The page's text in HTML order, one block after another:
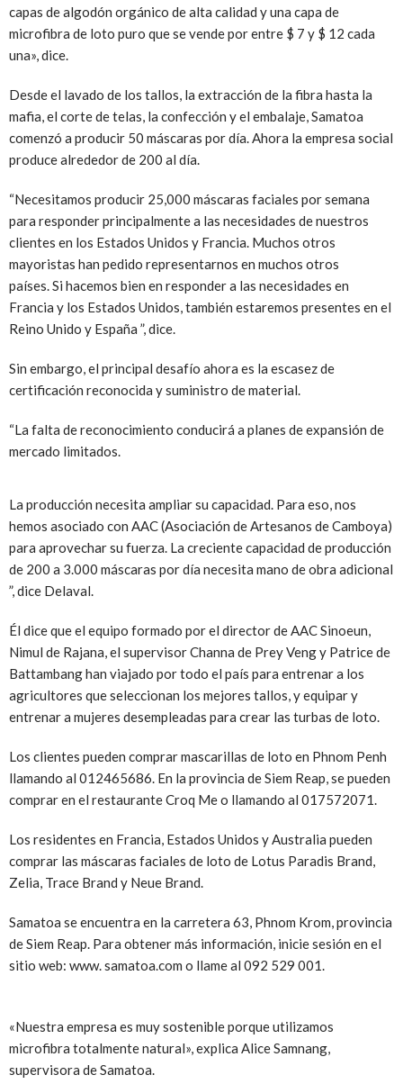
capas de algodón orgánico de alta calidad y una capa de
microfibra de loto puro que se vende por entre $ 7 y $ 12 cada
una», dice.
Desde el lavado de los tallos, la extracción de la fibra hasta la
mafia, el corte de telas, la confección y el embalaje, Samatoa
comenzó a producir 50 máscaras por día. Ahora la empresa social
produce alrededor de 200 al día.
“Necesitamos producir 25,000 máscaras faciales por semana
para responder principalmente a las necesidades de nuestros
clientes en los Estados Unidos y Francia. Muchos otros
mayoristas han pedido representarnos en muchos otros
países. Si hacemos bien en responder a las necesidades en
Francia y los Estados Unidos, también estaremos presentes en el
Reino Unido y España ”, dice.
Sin embargo, el principal desafío ahora es la escasez de
certificación reconocida y suministro de material.
“La falta de reconocimiento conducirá a planes de expansión de
mercado limitados.
La producción necesita ampliar su capacidad. Para eso, nos
hemos asociado con AAC (Asociación de Artesanos de Camboya)
para aprovechar su fuerza. La creciente capacidad de producción
de 200 a 3.000 máscaras por día necesita mano de obra adicional
”, dice Delaval.
Él dice que el equipo formado por el director de AAC Sinoeun,
Nimul de Rajana, el supervisor Channa de Prey Veng y Patrice de
Battambang han viajado por todo el país para entrenar a los
agricultores que seleccionan los mejores tallos, y equipar y
entrenar a mujeres desempleadas para crear las turbas de loto.
Los clientes pueden comprar mascarillas de loto en Phnom Penh
llamando al 012465686. En la provincia de Siem Reap, se pueden
comprar en el restaurante Croq Me o llamando al 017572071.
Los residentes en Francia, Estados Unidos y Australia pueden
comprar las máscaras faciales de loto de Lotus Paradis Brand,
Zelia, Trace Brand y Neue Brand.
Samatoa se encuentra en la carretera 63, Phnom Krom, provincia
de Siem Reap. Para obtener más información, inicie sesión en el
sitio web: www. samatoa.com o llame al 092 529 001.
«Nuestra empresa es muy sostenible porque utilizamos
microfibra totalmente natural», explica Alice Samnang,
supervisora ​​de Samatoa.